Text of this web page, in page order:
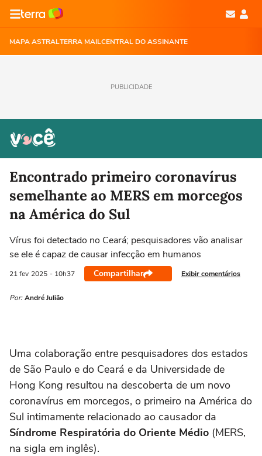
MAPA ASTRALTERRA MAILCENTRAL DO ASSINANTE
PUBLICIDADE
Encontrado primeiro coronavírus
semelhante ao MERS em morcegos
na América do Sul
Vírus foi detectado no Ceará; pesquisadores vão analisar
se ele é capaz de causar infecção em humanos
21 fev 2025 - 10h37 Compartilhar Exibir comentários
Por: André Julião
Uma colaboração entre pesquisadores dos estados
de São Paulo e do Ceará e da Universidade de
Hong Kong resultou na descoberta de um novo
coronavírus em morcegos, o primeiro na América do
Sul intimamente relacionado ao causador da
Síndrome Respiratória do Oriente Médio (MERS,
na sigla em inglês).